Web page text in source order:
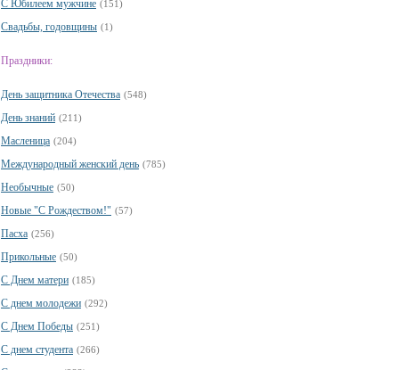
С Юбилеем мужчине (151)
Свадьбы, годовщины (1)
Праздники:
День защитника Отечества (548)
День знаний (211)
Масленица (204)
Международный женский день (785)
Необычные (50)
Новые "С Рождеством!" (57)
Пасха (256)
Прикольные (50)
С Днем матери (185)
С днем молодежи (292)
С Днем Победы (251)
С днем студента (266)